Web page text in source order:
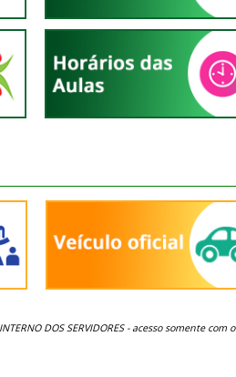
DOS SERVIDORES -acesso somente com